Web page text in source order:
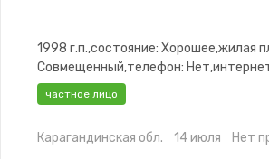
1998 г.п.,состояние: Хорошее,жилая
Совмещенный,телефон:
меблирована,Частично
частное лицо
Карагандинская обл. 14 июля Нет